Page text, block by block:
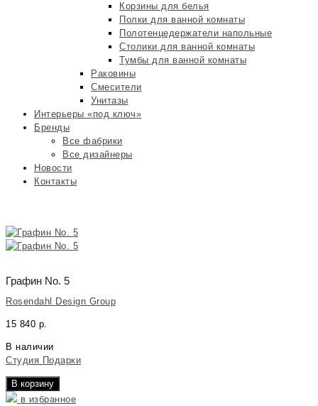
Корзины для белья
Полки для ванной комнаты
Полотенцедержатели напольные
Столики для ванной комнаты
Тумбы для ванной комнаты
Раковины
Смесители
Унитазы
Интерьеры «под ключ»
Бренды
Все фабрики
Все дизайнеры
Новости
Контакты
Графин No. 5
Rosendahl Design Group
15 840 р.
В наличии
Студия Подарки
В корзину
в избранное